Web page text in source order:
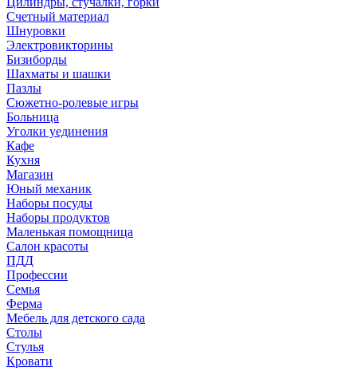
Счетный материал
Шнуровки
Электровикторины
Бизиборды
Шахматы и шашки
Пазлы
Сюжетно-ролевые игры
Больница
Уголки уединения
Кафе
Кухня
Магазин
Юный механик
Наборы посуды
Наборы продуктов
Маленькая помощница
Салон красоты
ПДД
Профессии
Семья
Ферма
Мебель для детского сада
Столы
Cтулья
Кровати